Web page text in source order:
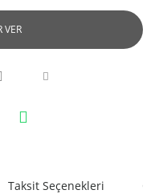
VER
Taksit Seçenekleri